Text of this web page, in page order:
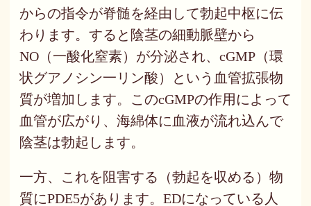
からの指令が脊髄を経由して勃起中枢に伝
わります。すると陰茎の細動脈壁から
NO（一酸化窒素）が分泌され、cGMP（環
状グアノシン一リン酸）という血管拡張物
質が増加します。このcGMPの作用によって
血管が広がり、海綿体に血液が流れ込んで
陰茎は勃起します。
一方、これを阻害する（勃起を収める）物
質にPDE5があります。EDになっている人